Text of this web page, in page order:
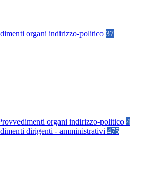
organi indirizzo-politico 37
organi indirizzo-politico 4
dirigenti - amministrativi 475